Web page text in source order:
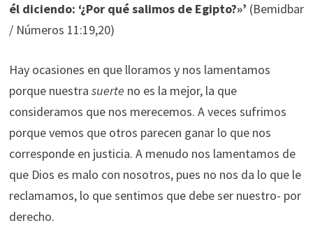
él diciendo: ‘¿Por qué salimos de Egipto?»’ (Bemidbar
/ Números 11:19,20)
Hay ocasiones en que lloramos y nos lamentamos
porque nuestra suerte no es la mejor, la que
consideramos que nos merecemos. A veces sufrimos
porque vemos que otros parecen ganar lo que nos
corresponde en justicia. A menudo nos lamentamos de
que Dios es malo con nosotros, pues no nos da lo que le
reclamamos, lo que sentimos que debe ser nuestro- por
derecho.